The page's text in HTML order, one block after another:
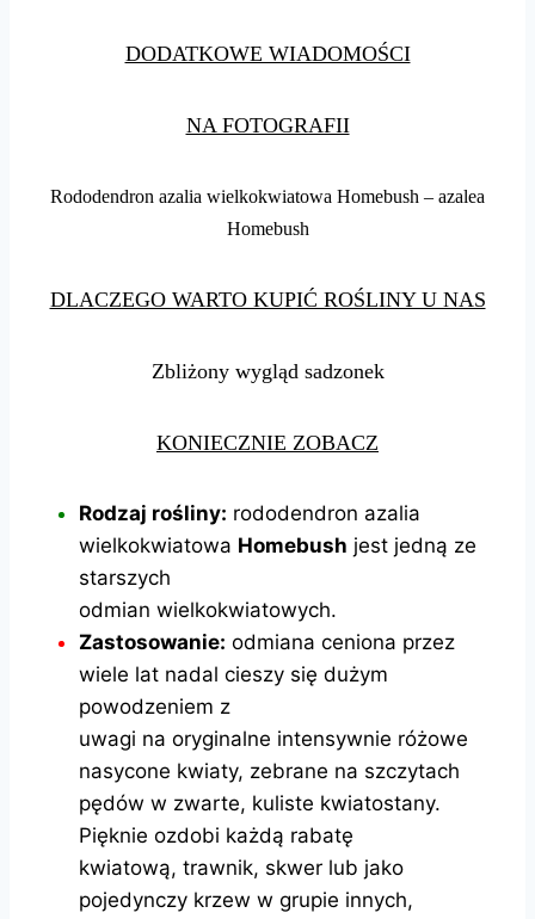
DODATKOWE WIADOMOŚCI
NA FOTOGRAFII
Rododendron azalia wielkokwiatowa Homebush – azalea
Homebush
DLACZEGO WARTO KUPIĆ ROŚLINY U NAS
Zbliżony wygląd sadzonek
KONIECZNIE ZOBACZ
Rodzaj rośliny: rododendron azalia
wielkokwiatowa Homebush jest jedną ze
starszych
odmian wielkokwiatowych.
Zastosowanie: odmiana ceniona przez
wiele lat nadal cieszy się dużym
powodzeniem z
uwagi na oryginalne intensywnie różowe
nasycone kwiaty, zebrane na szczytach
pędów w zwarte, kuliste kwiatostany.
Pięknie ozdobi każdą rabatę
kwiatową, trawnik, skwer lub jako
pojedynczy krzew w grupie innych,